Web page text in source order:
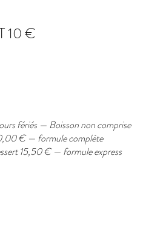
10 €
fériés — Boisson non comprise